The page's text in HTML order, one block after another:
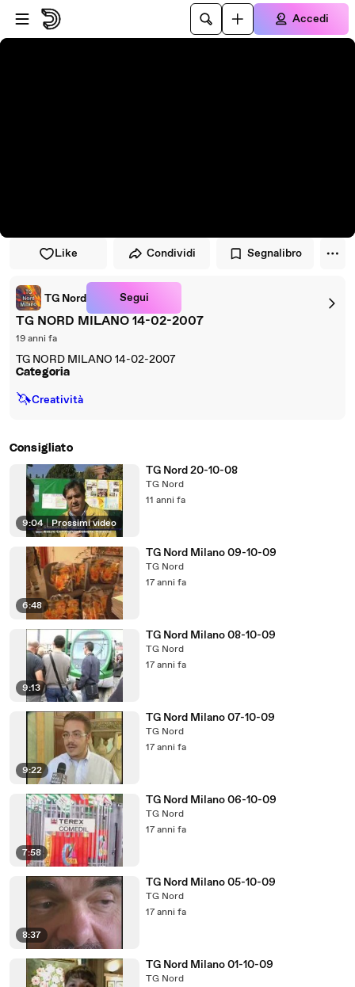
Vai al lettore
Passa al contenuto principale
Accedi
Like Condividi Segnalibro
TG Nord Segui
TG NORD MILANO 14-02-2007
19 anni fa
TG NORD MILANO 14-02-2007
Categoria
🦄Creatività
Consigliato
9:04 | Prossimi video
TG Nord 20-10-08
TG Nord
11 anni fa
6:48
TG Nord Milano 09-10-09
TG Nord
17 anni fa
9:13
TG Nord Milano 08-10-09
TG Nord
17 anni fa
9:22
TG Nord Milano 07-10-09
TG Nord
17 anni fa
7:58
TG Nord Milano 06-10-09
TG Nord
17 anni fa
8:37
TG Nord Milano 05-10-09
TG Nord
17 anni fa
TG Nord Milano 01-10-09
TG Nord